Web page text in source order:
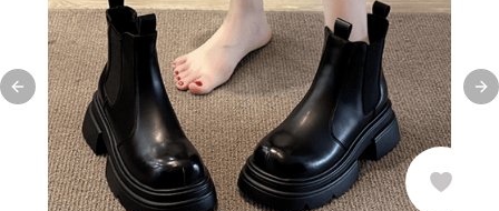
Previous slide